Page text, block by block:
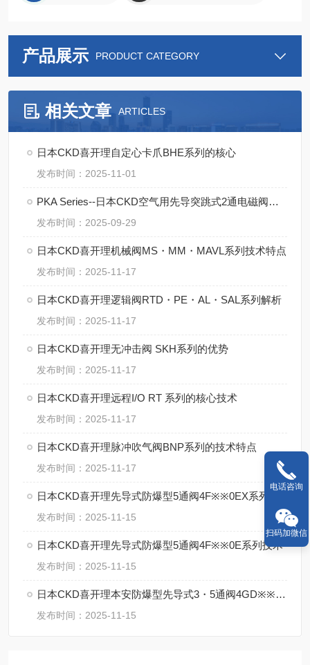
产品展示 PRODUCT CATEGORY
相关文章 ARTICLES
日本CKD喜开理自定心卡爪BHE系列的核心
发布时间：2025-11-01
PKA Series--日本CKD空气用先导突跳式2通电磁阀的操作规范
发布时间：2025-09-29
日本CKD喜开理机械阀MS・MM・MAVL系列技术特点
发布时间：2025-11-17
日本CKD喜开理逻辑阀RTD・PE・AL・SAL系列解析
发布时间：2025-11-17
日本CKD喜开理无冲击阀 SKH系列的优势
发布时间：2025-11-17
日本CKD喜开理远程I/O RT 系列的核心技术
发布时间：2025-11-17
日本CKD喜开理脉冲吹气阀BNP系列的技术特点
发布时间：2025-11-17
发布时间：2025-11-15
日本CKD喜开理先导式防爆型5通阀4F※※0E系列技术
发布时间：2025-11-15
日本CKD喜开理本安防爆型先导式3・5通阀4GD※※0EX・4GE※※0EX系特点
发布时间：2025-11-15
电话咨询
扫码加微信